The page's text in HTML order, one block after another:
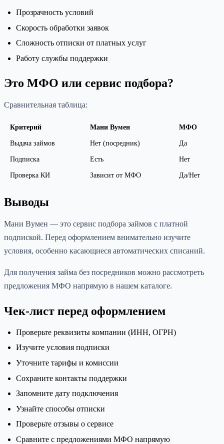
Прозрачность условий
Скорость обработки заявок
Сложность отписки от платных услуг
Работу службы поддержки
Это МФО или сервис подбора?
Сравнительная таблица:
Критерий Мани Вумен МФО
Выдача займов Нет (посредник) Да
Подписка Есть Нет
Проверка КИ Зависит от МФО Да/Нет
Выводы
Мани Вумен — это сервис подбора займов с платной
подпиской. Перед оформлением внимательно изучите
условия, особенно касающиеся автоматических списаний.
Для получения займа без посредников можно рассмотреть
предложения МФО напрямую в нашем каталоге.
Чек-лист перед оформлением
Проверьте реквизиты компании (ИНН, ОГРН)
Изучите условия подписки
Уточните тарифы и комиссии
Сохраните контакты поддержки
Запомните дату подключения
Узнайте способы отписки
Проверьте отзывы о сервисе
Сравните с предложениями МФО напрямую